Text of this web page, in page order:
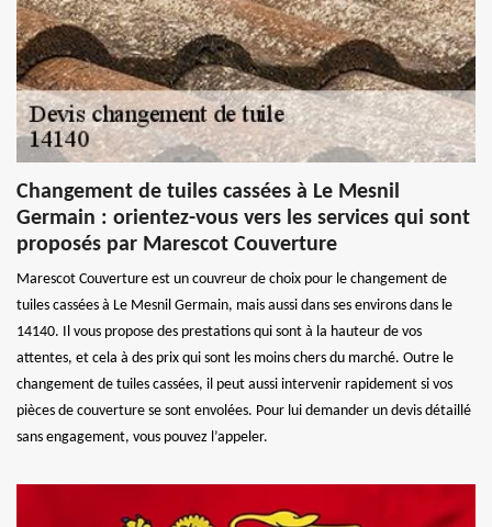
Changement de tuiles cassées à Le Mesnil
Germain : orientez-vous vers les services qui sont
proposés par Marescot Couverture
Marescot Couverture est un couvreur de choix pour le changement de
tuiles cassées à Le Mesnil Germain, mais aussi dans ses environs dans le
14140. Il vous propose des prestations qui sont à la hauteur de vos
attentes, et cela à des prix qui sont les moins chers du marché. Outre le
changement de tuiles cassées, il peut aussi intervenir rapidement si vos
pièces de couverture se sont envolées. Pour lui demander un devis détaillé
sans engagement, vous pouvez l’appeler.